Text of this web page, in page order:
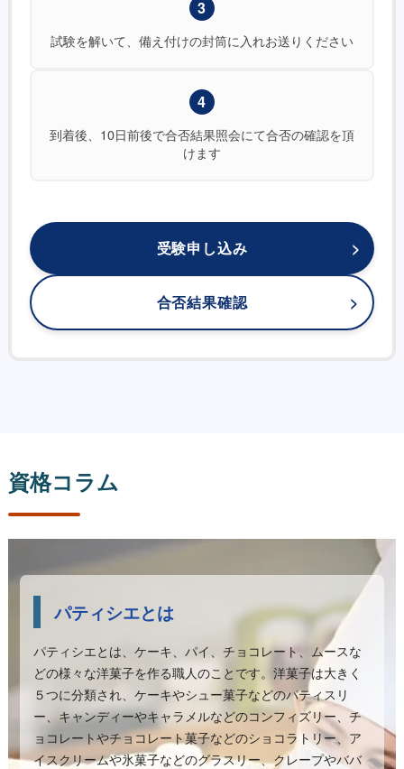
受験申し込み
合否結果確認
3
試験を解いて、備え付けの封筒に入れお送りください
4
到着後、10日前後で合否結果照会にて合否の確認を頂
けます
資格コラム
パティシエとは
パティシエとは、ケーキ、パイ、チョコレート、ムースな
どの様々な洋菓子を作る職人のことです。洋菓子は大きく
５つに分類され、ケーキやシュー菓子などのパティスリ
ー、キャンディーやキャラメルなどのコンフィズリー、チ
ョコレートやチョコレート菓子などのショコラトリー、ア
イスクリームや氷菓子などのグラスリー、クレープやババ